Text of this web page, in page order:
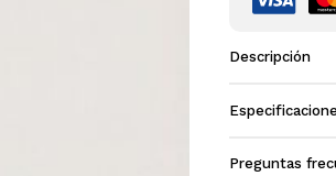
Descripción
Preguntas